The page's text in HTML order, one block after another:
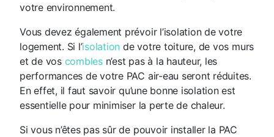
votre environnement.
Vous devez également prévoir l’isolation de votre
logement. Si l’isolation de votre toiture, de vos murs
et de vos comblesn’est pas à la hauteur, les
performances de votre PAC air-eau seront réduites.
En effet, il faut savoir qu’une bonne isolation est
essentielle pour minimiser la perte de chaleur.
Si vous n’êtes pas sûr de pouvoir installer la PAC